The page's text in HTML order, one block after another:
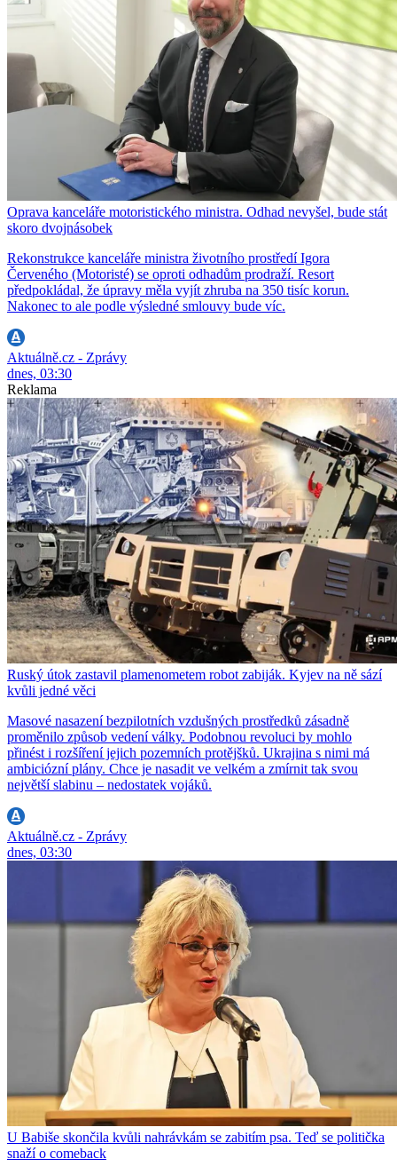
Oprava kanceláře motoristického ministra. Odhad nevyšel, bude stát
skoro dvojnásobek
Rekonstrukce kanceláře ministra životního prostředí Igora
Červeného (Motoristé) se oproti odhadům prodraží. Resort
předpokládal, že úpravy měla vyjít zhruba na 350 tisíc korun.
Nakonec to ale podle výsledné smlouvy bude víc.
Aktuálně.cz - Zprávy
dnes, 03:30
Reklama
Ruský útok zastavil plamenometem robot zabiják. Kyjev na ně sází
kvůli jedné věci
Masové nasazení bezpilotních vzdušných prostředků zásadně
proměnilo způsob vedení války. Podobnou revoluci by mohlo
přinést i rozšíření jejich pozemních protějšků. Ukrajina s nimi má
ambiciózní plány. Chce je nasadit ve velkém a zmírnit tak svou
největší slabinu – nedostatek vojáků.
Aktuálně.cz - Zprávy
dnes, 03:30
U Babiše skončila kvůli nahrávkám se zabitím psa. Teď se politička
snaží o comeback